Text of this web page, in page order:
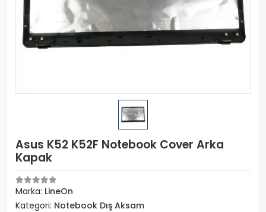
Asus K52 K52F Notebook Cover Arka
Kapak
Marka: LineOn
Kategori: Notebook Dış Aksam